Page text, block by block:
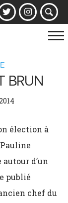
BRUN
élection à
d’un
publié
chef du